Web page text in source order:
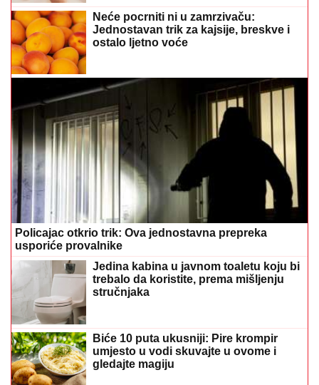
Neće pocrniti ni u zamrzivaču:
Jednostavan trik za kajsije, breskve i
ostalo ljetno voće
Policajac otkrio trik: Ova jednostavna prepreka
usporiće provalnike
Jedina kabina u javnom toaletu koju bi
trebalo da koristite, prema mišljenju
stručnjaka
Biće 10 puta ukusniji: Pire krompir
umjesto u vodi skuvajte u ovome i
gledajte magiju